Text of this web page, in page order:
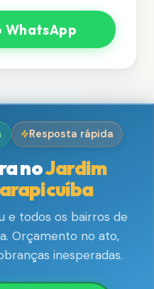
WhatsApp
Resposta rápida
noJardim
e todos os bairros de
Orçamento no ato,
inesperadas.